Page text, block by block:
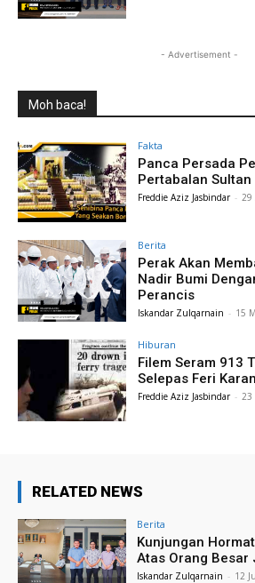
- Advertisement -
Moh baca!
Fakta
Panca Persada
Pertabalan Sultan
Freddie Aziz Jasbindar - 29
Berita
Perak Akan
Nadir Bumi
Perancis
Iskandar Zulqarnain - 15
Hiburan
Filem Seram 913
Selepas Feri
Freddie Aziz Jasbindar - 23
RELATED NEWS
Berita
Kunjungan
Atas Orang
Iskandar Zulqarnain - 12